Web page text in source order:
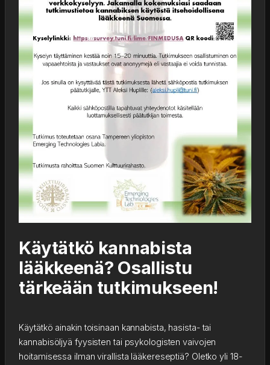
Käytätkö kannabista
lääkkeenä? Osallistu
tärkeään tutkimukseen!
Käytätkö ainakin toisinaan kannabista, hasista- tai
kannabisöljyä fyysisten tai psykologisten vaivojen
hoitamisessa ilman virallista lääkereseptiä? Oletko yli 18-